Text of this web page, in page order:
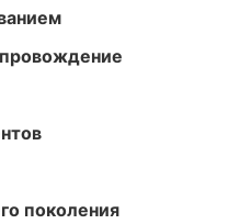
поколения